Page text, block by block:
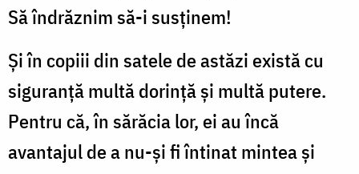
Să îndrăznim să-i susținem!
Și în copiii din satele de astăzi există cu
siguranță multă dorință și multă putere.
Pentru că, în sărăcia lor, ei au încă
avantajul de a nu-și fi întinat mintea și